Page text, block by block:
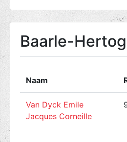
Baarle-Hertog
Naam
Van Dyck Emile
Jacques Corneille